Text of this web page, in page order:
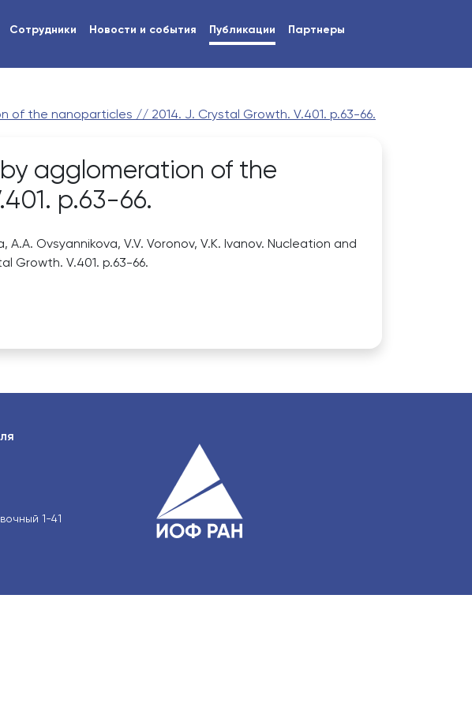
Сотрудники Новости и события Публикации Партнеры
the nanoparticles // 2014. J. Crystal Growth. V.401. p.63-66.
agglomeration of the
p.63-66.
A.A. Ovsyannikova, V.V. Voronov, V.K. Ivanov. Nucleation and
Growth. V.401. p.63-66.
1-41